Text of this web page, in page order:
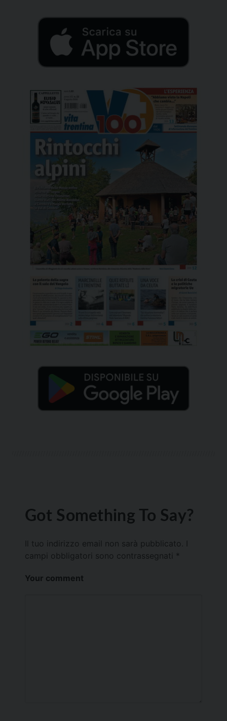
Got Something To Say?
Il tuo indirizzo email non sarà pubblicato.
campi obbligatori sono contrassegnati *
Your comment